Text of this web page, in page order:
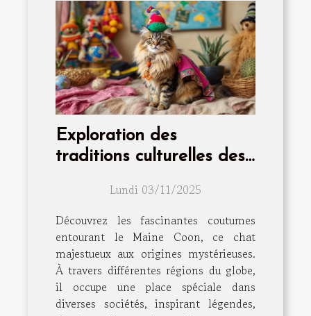
Exploration des
traditions culturelles des
Lundi 03/11/2025
Découvrez les fascinantes coutumes
entourant le Maine Coon, ce chat
majestueux aux origines mystérieuses.
À travers différentes régions du globe,
il occupe une place spéciale dans
diverses sociétés, inspirant légendes,